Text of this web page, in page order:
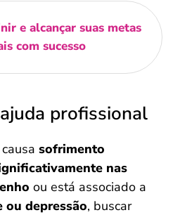
e alcançar suas metas
com sucesso
profissional
sofrimento
nas
ou está associado a
ou depressão, buscar